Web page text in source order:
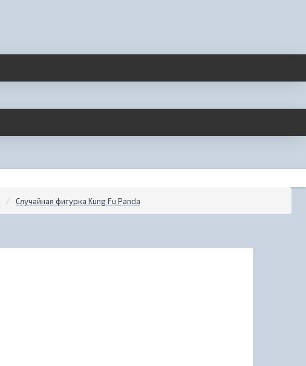
Случайная фигурка Kung Fu Panda